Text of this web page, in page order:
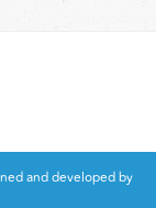
and developed by